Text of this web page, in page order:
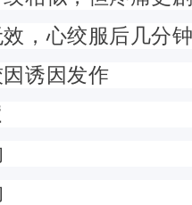
，心绞服后几分
诱因发作